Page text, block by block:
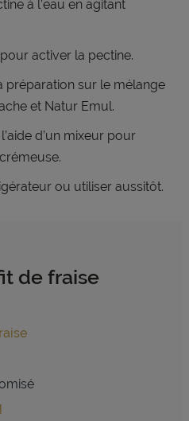
à l’eau en agitant
activer la pectine.
préparation sur le mélange
et Natur Emul.
d’un mixeur pour
ou utiliser aussitôt.
de fraise